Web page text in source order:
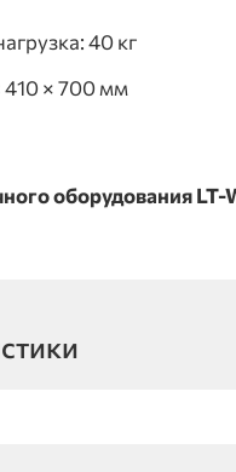
40 кг
410 × 700 мм
оборудования LT-